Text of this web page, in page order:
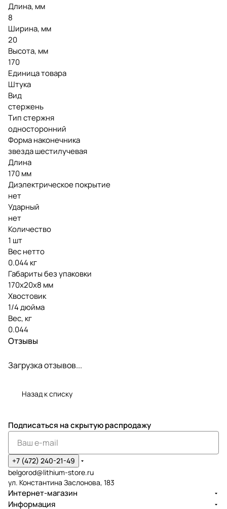
Длина, мм
8
Ширина, мм
20
Высота, мм
170
Единица товара
Штука
Вид
стержень
Тип стержня
односторонний
Форма наконечника
звезда шестилучевая
Длина
170 мм
Диэлектрическое покрытие
нет
Ударный
нет
Количество
1 шт
Вес нетто
0.044 кг
Габариты без упаковки
170х20х8 мм
Хвостовик
1/4 дюйма
Вес, кг
0.044
Отзывы
Загрузка отзывов...
Назад к списку
Подписаться на скрытую распродажу
+7 (472) 240-21-49
belgorod@lithium-store.ru
ул. Константина Заслонова, 183
Интернет-магазин
Информация